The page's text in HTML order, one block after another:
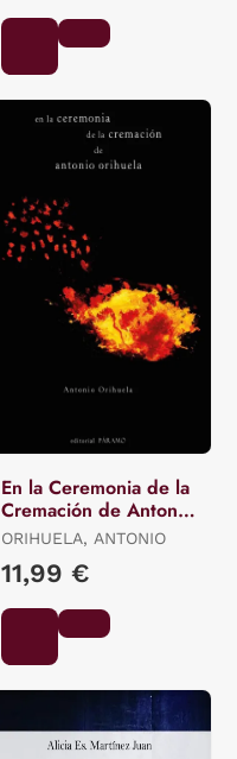
En la Ceremonia de la
Cremación de Antonio
Orihuela
ORIHUELA, ANTONIO
11,99 €